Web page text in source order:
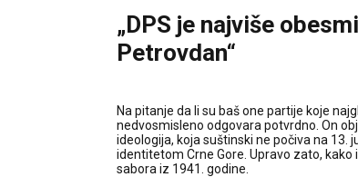
„DPS je najviše
Petrovdan“
Na pitanje da li su baš one partije koje
nedvosmisleno odgovara potvrdno. On
ideologija, koja suštinski ne počiva na 13.
identitetom Crne Gore. Upravo zato,
sabora iz 1941. godine.